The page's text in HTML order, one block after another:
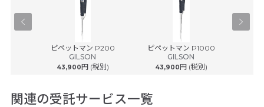
ピペットマン P200
GILSON
43,900円 (税別)
ピペットマン P1000
GILSON
43,900円 (税別)
関連の受託サービス一覧